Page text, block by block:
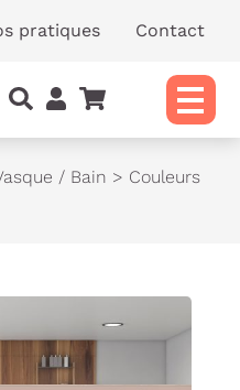
pratiques Contact
/ Bain > Couleurs